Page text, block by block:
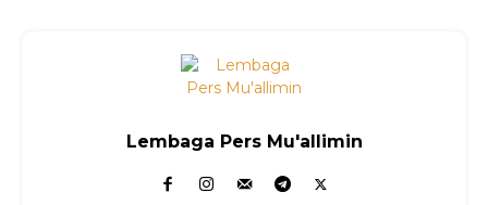
Lembaga Pers Mu'allimin